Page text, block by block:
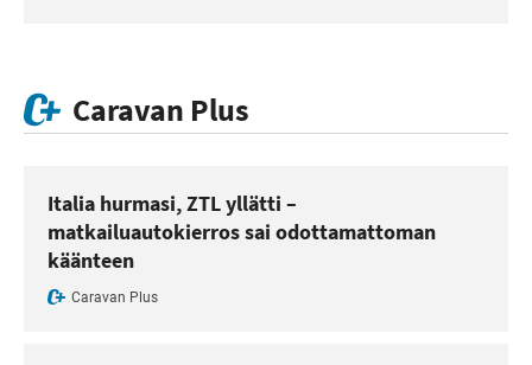
Caravan Plus
Italia hurmasi, ZTL yllätti –
matkailuautokierros sai odottamattoman
käänteen
Caravan Plus